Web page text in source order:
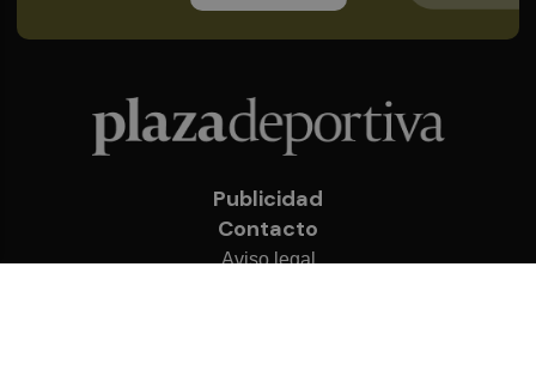
Publicidad
Contacto
Aviso legal